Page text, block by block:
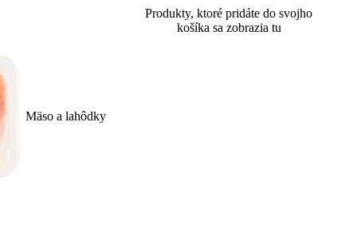
Mäso a lahôdky
Produkty, ktoré pridáte do svojho
košíka sa zobrazia tu